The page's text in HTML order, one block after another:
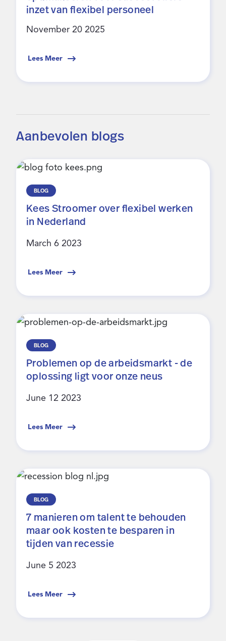
Aanbevolen blogs
BLOG
Kees Stroomer over flexibel werken
in Nederland
March 6 2023
Lees Meer
BLOG
Problemen op de arbeidsmarkt - de
oplossing ligt voor onze neus
June 12 2023
Lees Meer
BLOG
7 manieren om talent te behouden
maar ook kosten te besparen in
tijden van recessie
June 5 2023
Lees Meer
inzet van flexibel personeel
November 20 2025
Lees Meer